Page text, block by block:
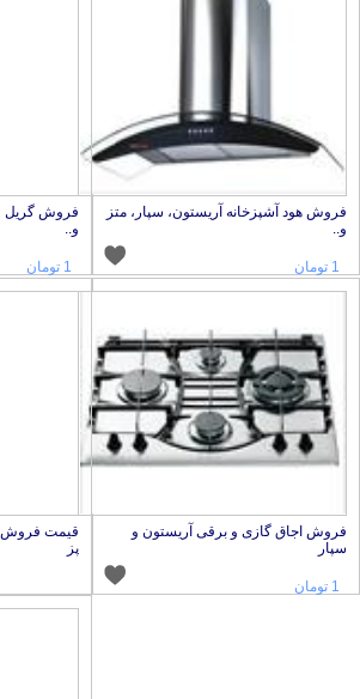
فروش هود آشپزخانه آریستون، سپار، متز
فروش گریل و
فروش اجاق گازی و برقی آریستون و
سپار
قیمت فروش